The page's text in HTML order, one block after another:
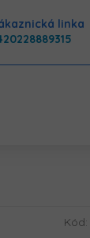
linka
Kód: